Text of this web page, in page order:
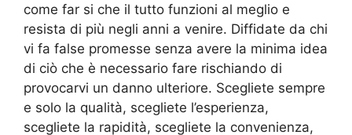
come far si che il tutto funzioni al meglio e
resista di più negli anni a venire. Diffidate da chi
vi fa false promesse senza avere la minima idea
di ciò che è necessario fare rischiando di
provocarvi un danno ulteriore. Scegliete sempre
e solo la qualità, scegliete l’esperienza,
scegliete la rapidità, scegliete la convenienza,